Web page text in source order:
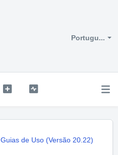
Portugu...
Guias de Uso (Versão 20.22)